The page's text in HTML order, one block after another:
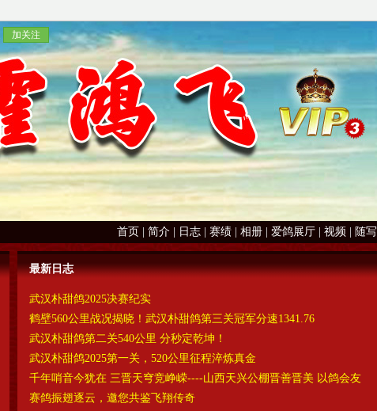
加关注
首页 简介 日志 赛绩 相册 爱鸽展厅 视频 随写
最新日志
武汉朴甜鸽2025决赛纪实
鹤壁560公里战况揭晓！武汉朴甜鸽第三关冠军分速1341.76
武汉朴甜鸽第二关540公里 分秒定乾坤！
武汉朴甜鸽2025第一关，520公里征程淬炼真金
千年哨音今犹在 三晋天穹竞峥嵘----山西天兴公棚晋善晋美 以鸽会友
赛鸽振翅逐云，邀您共鉴飞翔传奇